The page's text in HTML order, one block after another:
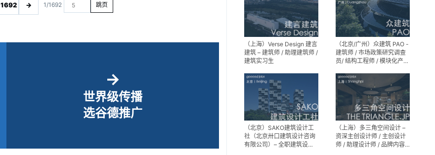
1692 → 1/1692 跳页
→
世界级传播
选谷德推广
（上海）Verse Design 建言
建筑 – 建筑师 / 助理建筑师 /
建筑实习生
（北京/广州）众建筑 PAO -
建筑师 / 市场政策研究调查
员/ 结构工程师 / 模块化产品
师 / 机电工程师 / 实习生
（北京）SAKO建筑设计工
社（北京卅口建筑设计咨询
有限公司）– 全职建筑设计
（上海）多三角空间设计 –
资深主创设计师 / 主创设计
师 / 助理设计师 / 品牌内容